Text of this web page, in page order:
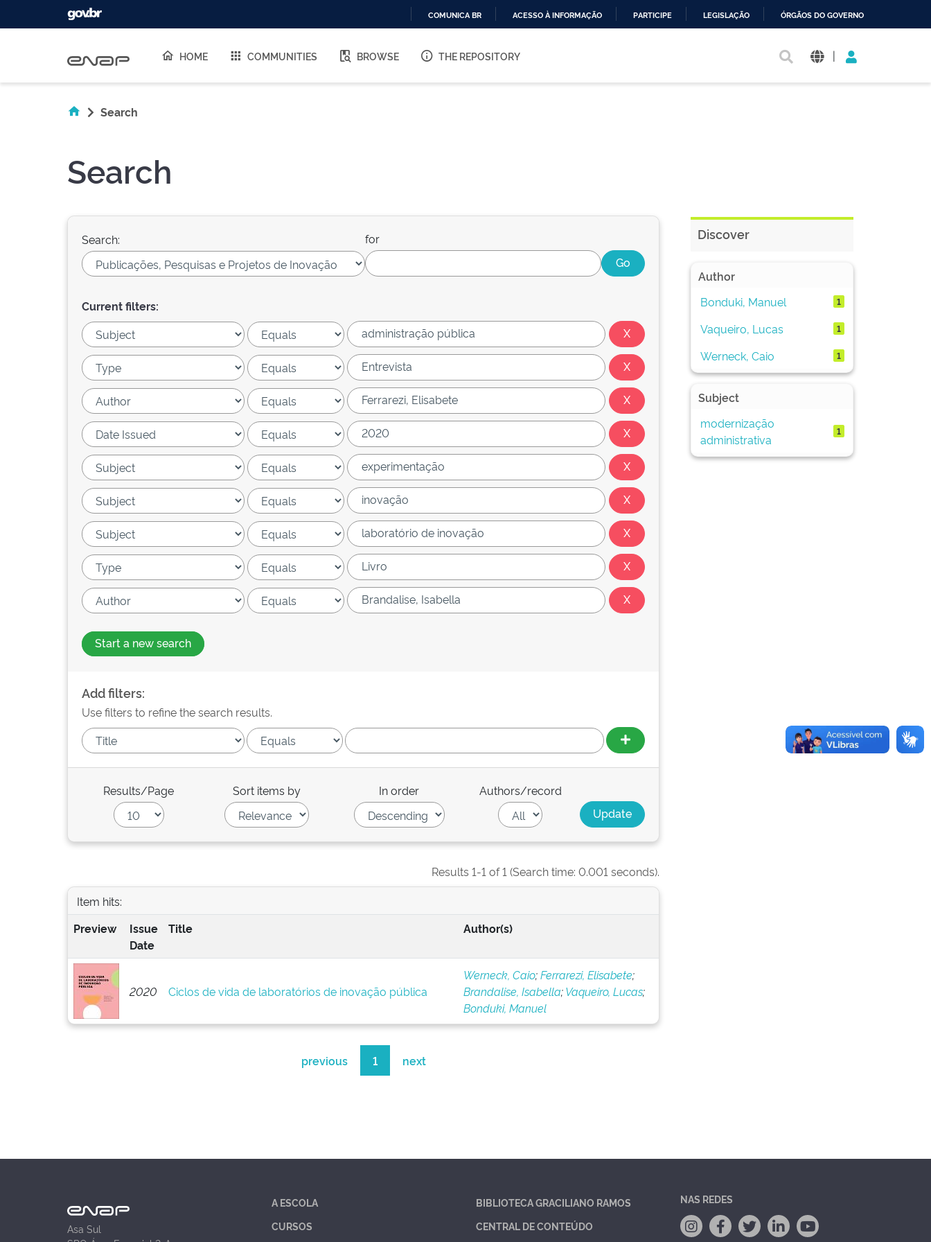
O
COMUNICA BR ACESSO À INFORMAÇÃO PARTICIPE LEGISLAÇÃO ÓRGÃOS DO GOVERNO
HOME COMMUNITIES BROWSE THE REPOSITORY |
Search
Search
Search: for
Current filters:
Start a new search
Add filters:
Use filters to refine the search results.
Results/Page Sort items by In order Authors/record
Results 1-1 of 1 (Search time: 0.001 seconds).
Item hits:
Preview
Issue
Date
Title Author(s)
2020 Ciclos de vida de laboratórios de inovação pública
Werneck, Caio;Ferrarezi, Elisabete;
Brandalise, Isabella;Vaqueiro, Lucas;
Bonduki, Manuel
previous 1 next
Discover
Author
Bonduki, Manuel
1
Vaqueiro, Lucas 1
Werneck, Caio 1
Subject
modernização
administrativa
1
Asa Sul
A ESCOLA
CURSOS
BIBLIOTECA GRACILIANO RAMOS
CENTRAL DE CONTEÚDO
NAS REDES